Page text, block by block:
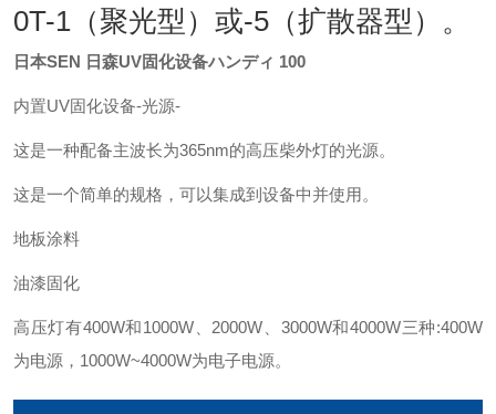
0T-1（聚光型）或-5（扩散器型）。
日本SEN 日森UV固化设备ハンディ 100
内置UV固化设备-光源-
这是一种配备主波长为365nm的高压柴外灯的光源。
这是一个简单的规格，可以集成到设备中并使用。
地板涂料
油漆固化
高压灯有400W和1000W、2000W、3000W和4000W三种:400W
为电源，1000W~4000W为电子电源。